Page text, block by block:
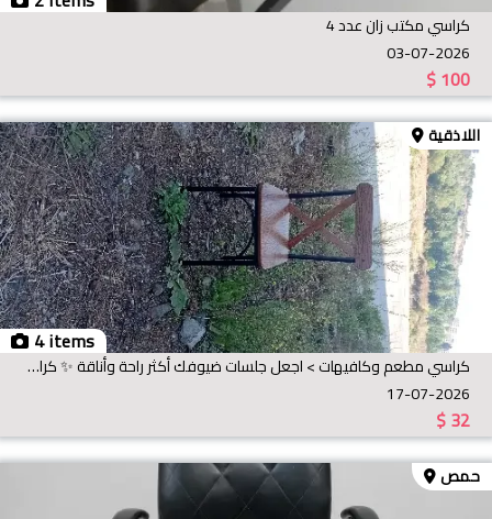
كراسي مكتب زان عدد 4
03-07-2026
$100
4 items
اللاذقية
كراسي مطعم وكافيهات > اجعل جلسات ضيوفك أكثر راحة وأناقة ✨ كراسي فندقية فاخرة تجمع بين التصميم العصر
17-07-2026
$32
حمص